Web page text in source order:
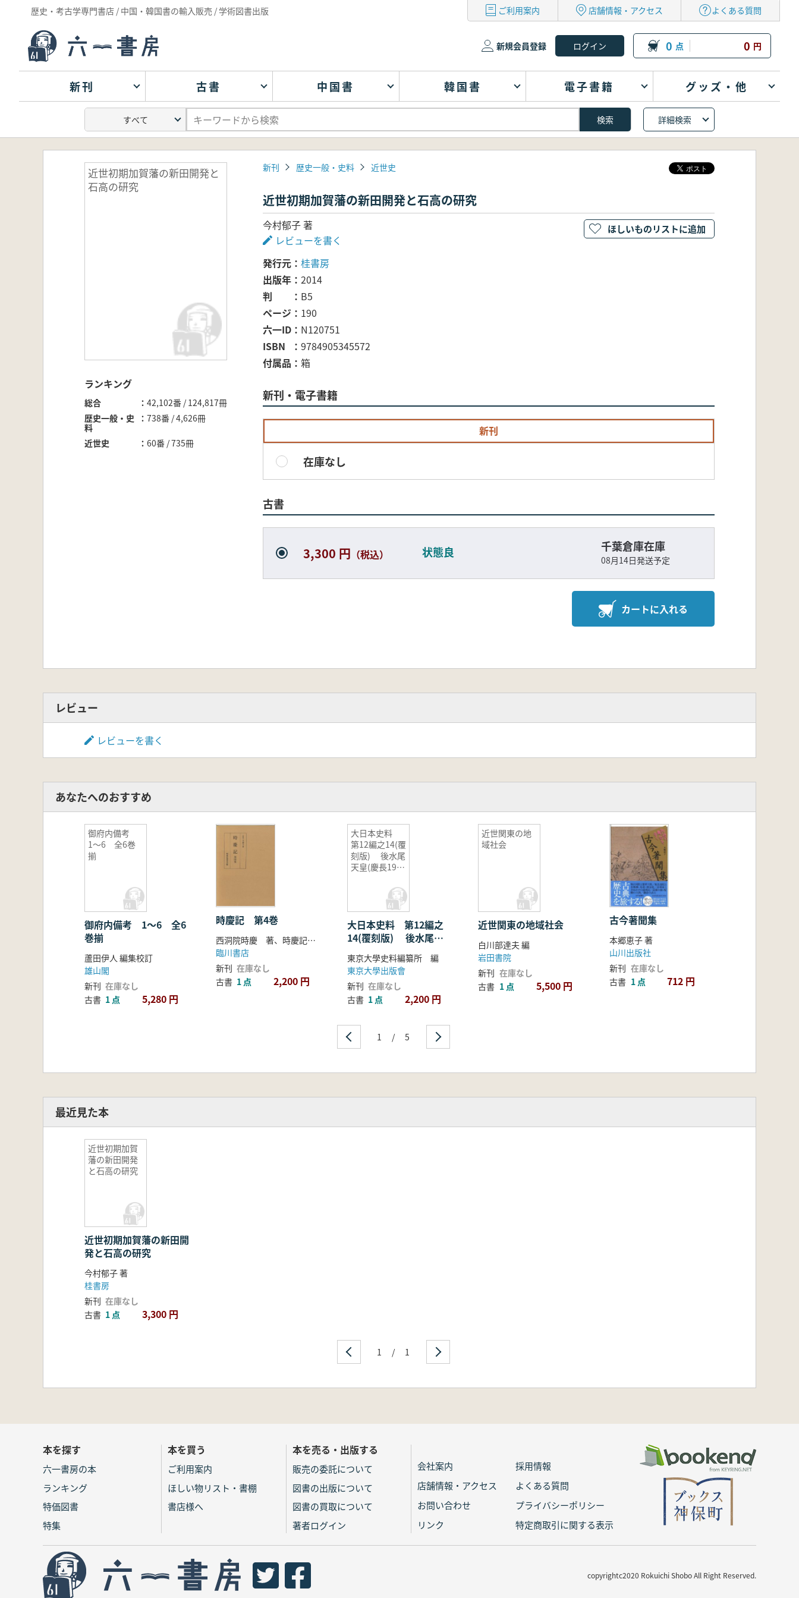
歴史・考古学専門書店 / 中国・韓国書の輸入販売 / 学術図書出版 ご利用案内 店舗情報・アクセス よくある質問
新規会員登録 0 点 0 円
新刊 古書 中国書 韓国書 電子書籍 グッズ・他
詳細検索
近世初期加賀藩の新田開発と
石高の研究
ランキング
総合
42,102番 / 124,817冊
歴史一般・史
料
738番 / 4,626冊
近世史 60番 / 735冊
新刊 歴史一般・史料 近世史
近世初期加賀藩の新田開発と石高の研究
今村郁子 著
レビューを書く
発行元
桂書房
出版年
2014
判
B5
ページ
190
六一ID
N120751
ISBN
9784905345572
付属品
箱
新刊・電子書籍
新刊
在庫なし
古書
3,300 円 （税込） 状態良 千葉倉庫在庫
08月14日発送予定
カートに入れる
ほしいものリストに追加
レビュー
レビューを書く
あなたへのおすすめ
御府内備考
1〜6 全6巻
揃
御府内備考 1〜6 全6
巻揃
蘆田伊人 編集校訂
雄山閣
新刊 在庫なし
古書 1 点 5,280 円
時慶記 第4巻
西洞院時慶 著、時慶記研究会 編
臨川書店
新刊 在庫なし
古書 1 点 2,200 円
大日本史料
第12編之14(覆
刻版) 後水尾
天皇(慶長19年
大日本史料 第12編之
14(覆刻版) 後水尾天
皇(慶長19年5月-慶長19
年9月)
東京大學史料編纂所 編
東京大學出版會
新刊 在庫なし
古書 1 点 2,200 円
近世関東の地
域社会
近世関東の地域社会
白川部達夫 編
岩田書院
新刊 在庫なし
古書 1 点 5,500 円
古今著聞集
本郷恵子 著
山川出版社
新刊 在庫なし
古書 1 点 712 円
1 / 5
最近見た本
近世初期加賀
藩の新田開発
と石高の研究
近世初期加賀藩の新田開
発と石高の研究
今村郁子 著
桂書房
新刊 在庫なし
古書 1 点 3,300 円
1 / 1
本を探す
六一書房の本
ランキング
特価図書
特集
本を買う
ご利用案内
ほしい物リスト・書棚
書店様へ
本を売る・出版する
販売の委託について
図書の出版について
図書の買取について
著者ログイン
会社案内
採用情報
店舗情報・アクセス
よくある質問
お問い合わせ
プライバシーポリシー
リンク
特定商取引に関する表示
copyrightc2020 Rokuichi Shobo All Right Reserved.